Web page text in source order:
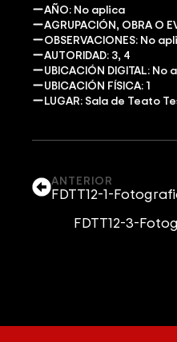
AÑO: No aplica
AGRUPACIÓN, OBRA O
OBSERVACIONES: No
AUTORIDAD: 3, 4
UBICACIÓN DIGITAL: No
UBICACIÓN FÍSICA: 1
LUGAR: Sala de Teato
ANTERIOR
FDTT12-1-
FDTT12-3-